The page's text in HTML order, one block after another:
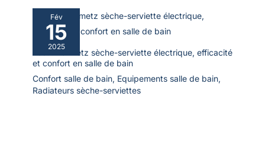
Fév
15
2025
Test : heilmetz sèche-serviette électrique, efficacité
et confort en salle de bain
Confort salle de bain, Equipements salle de bain,
Radiateurs sèche-serviettes